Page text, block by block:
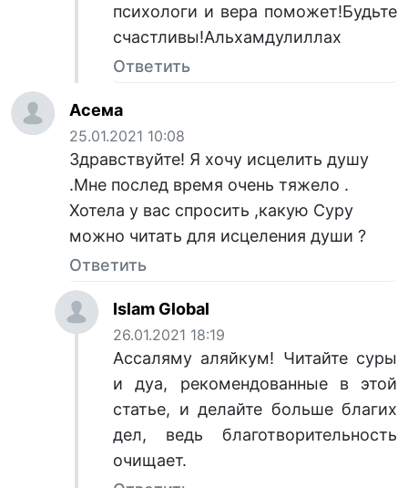
психологи и вера поможет!Будьте
счастливы!Альхамдулиллах
Ответить
Асема
25.01.2021 10:08
Здравствуйте! Я хочу исцелить душу
.Мне послед время очень тяжело .
Хотела у вас спросить ,какую Суру
можно читать для исцеления души ?
Ответить
Islam Global
26.01.2021 18:19
Ассаляму аляйкум! Читайте суры
и дуа, рекомендованные в этой
статье, и делайте больше благих
дел, ведь благотворительность
очищает.